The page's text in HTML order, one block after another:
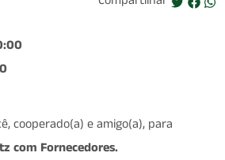
cooperado(a) e amigo(a), para
com Fornecedores.